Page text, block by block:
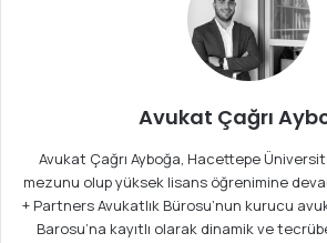
Avukat Çağrı
Avukat Çağrı Ayboğa, Hacettepe
mezunu olup yüksek lisans öğrenimine
+ Partners Avukatlık Bürosu’nun kurucu
Barosu’na kayıtlı olarak dinamik ve